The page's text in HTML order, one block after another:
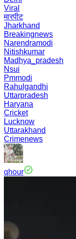
Viral
मारपीट
Jharkhand
Breakingnews
Narendramodi
Nitishkumar
Madhya_pradesh
Nsui
Pmmodi
Rahulgandhi
Uttarpradesh
Haryana
Cricket
Lucknow
Uttarakhand
Crimenews
qhour